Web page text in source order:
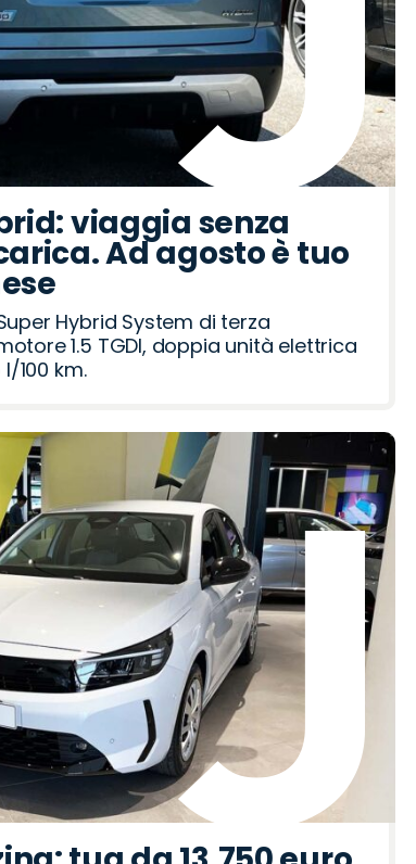
viaggia senza
Ad agosto è tuo
Hybrid System di terza
1.5 TGDI, doppia unità elettrica
100 km.